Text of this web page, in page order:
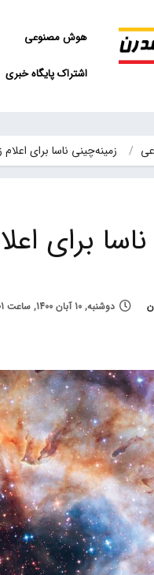
هوش مصنوعی
اشتراک پایگاه خبری
زمینه‌چینی ناسا برای اعلام زندگی در کرات دیگر
برای
دوشنبه, 10 آبان 1400, ساعت 21:01